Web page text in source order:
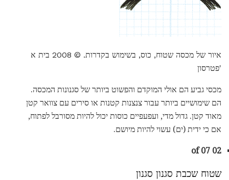
איור של מכסה שטוח, כוס, בשימוש בקדרות. © 2008 בית א
'פטרסון
מכסי גביע הם אולי המוקדם והפשוט ביותר של סגנונות המכסה.
הם שימושיים ביותר עבור צנצנות קטנות או סירים עם צוואר קטן
מאוד קטן. גדול מדי, ועפעפיים כוסות יכול להיות מסורבל לפתוח,
אם כי ידית (ים) עשוי להיות מיושם.
02 of 07
שטוח שכבת סגנון סגנון